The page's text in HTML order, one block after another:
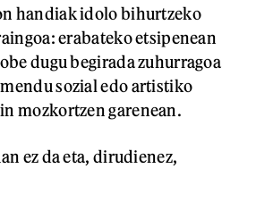
handiak idolo bihurtzeko
erabateko etsipenean
dugu begirada zuhurragoa
sozial edo artistiko
mozkortzen garenean.
ez da eta, dirudienez,